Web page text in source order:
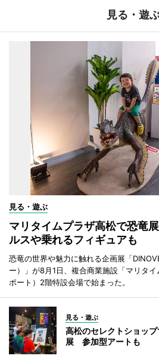
見る・遊
見る・遊ぶ
マリタイムプラザ高松で恐竜
ルスや乗れるフィギュアも
恐竜の世界や魅力に触れる企画展「
ー）」が8月1日、複合商業施設「マリタ
ポート）2階特設会場で始まった。
見る・遊ぶ
高松のセレクトショッ
展 参加型アートも